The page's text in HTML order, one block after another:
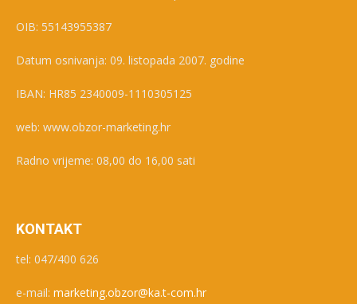
OIB: 55143955387
Datum osnivanja: 09. listopada 2007. godine
IBAN: HR85 2340009-1110305125
web: www.obzor-marketing.hr
Radno vrijeme: 08,00 do 16,00 sati
KONTAKT
tel: 047/400 626
e-mail: marketing.obzor@ka.t-com.hr